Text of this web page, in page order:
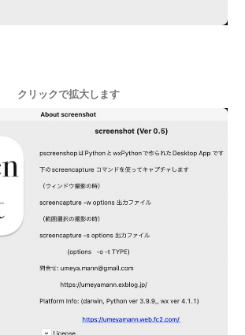
クリックで拡大します